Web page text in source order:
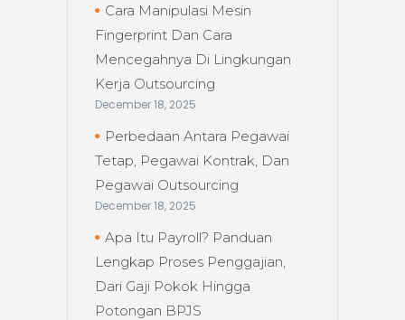
Cara Manipulasi Mesin
Fingerprint Dan Cara
Mencegahnya Di Lingkungan
Kerja Outsourcing
December 18, 2025
Perbedaan Antara Pegawai
Tetap, Pegawai Kontrak, Dan
Pegawai Outsourcing
December 18, 2025
Apa Itu Payroll? Panduan
Lengkap Proses Penggajian,
Dari Gaji Pokok Hingga
Potongan BPJS